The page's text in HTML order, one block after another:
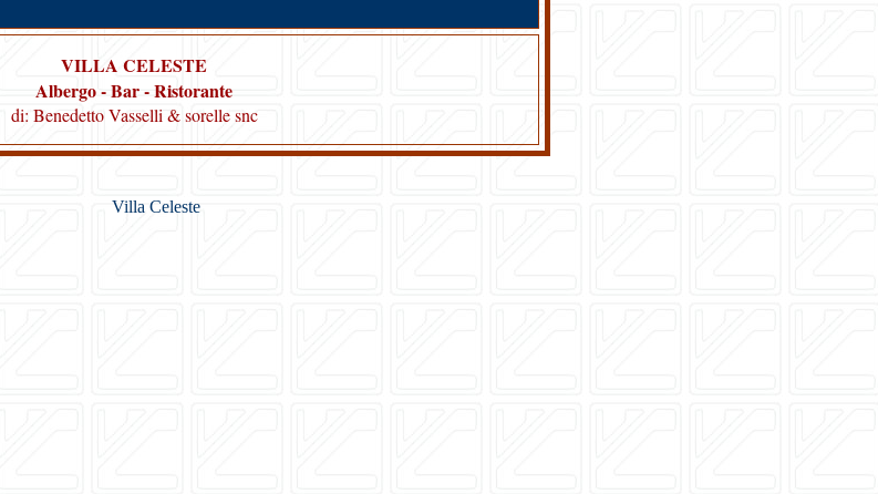
VILLA CELESTE
Albergo - Bar - Ristorante
di: Benedetto Vasselli & sorelle snc
Villa Celeste